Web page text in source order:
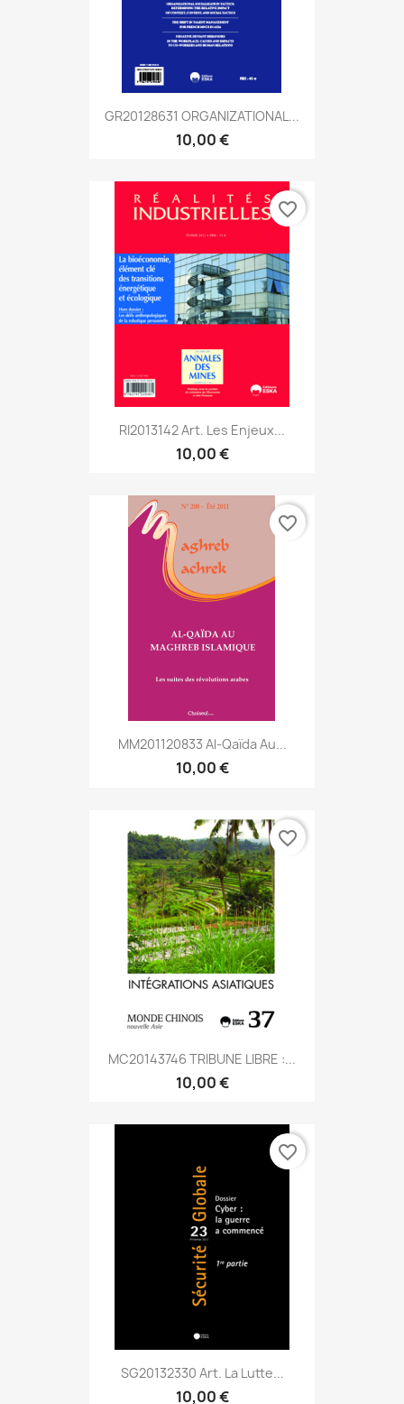
GR20128631 ORGANIZATIONAL...
10,00 €
RI2013142 Art. Les Enjeux...
10,00 €
favorite_border
MM201120833 Al-Qaïda Au...
10,00 €
favorite_border
MC20143746 TRIBUNE LIBRE :...
10,00 €
favorite_border
SG20132330 Art. La Lutte...
10,00 €
favorite_border